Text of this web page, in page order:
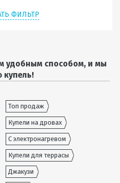
ФИЛЬТР
удобным способом, и мы
купель!
Топ продаж
Купели на дровах
С электронагревом
Купели для террасы
Джакузи